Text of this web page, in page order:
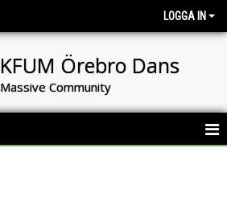
LOGGA IN
KFUM Örebro Dans
Massive Community